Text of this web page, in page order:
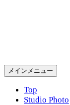
検
索
メインメニュー
Top
Studio Photo